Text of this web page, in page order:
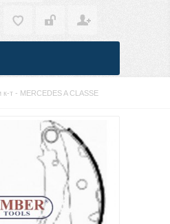
к-т - MERCEDES A CLASSE